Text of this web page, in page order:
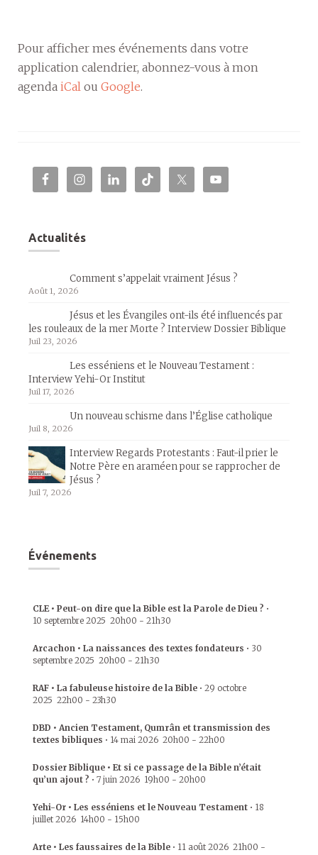
Pour afficher mes événements dans votre
application calendrier, abonnez-vous à mon
agenda iCal ou Google.
Actualités
Comment s’appelait vraiment Jésus ?
Août 1, 2026
Jésus et les Évangiles ont-ils été influencés par
les rouleaux de la mer Morte ? Interview Dossier Biblique
Juil 23, 2026
Les esséniens et le Nouveau Testament :
Interview Yehi-Or Institut
Juil 17, 2026
Un nouveau schisme dans l’Église catholique
Juil 8, 2026
Interview Regards Protestants : Faut-il prier le
Notre Père en araméen pour se rapprocher de
Jésus ?
Juil 7, 2026
Événements
CLE • Peut-on dire que la Bible est la Parole de Dieu ? •
10 septembre 2025 20h00 - 21h30
Arcachon • La naissances des textes fondateurs • 30
septembre 2025 20h00 - 21h30
RAF • La fabuleuse histoire de la Bible • 29 octobre
2025 22h00 - 23h30
DBD • Ancien Testament, Qumrân et transmission des
textes bibliques • 14 mai 2026 20h00 - 22h00
Dossier Biblique • Et si ce passage de la Bible n’était
qu’un ajout ? • 7 juin 2026 19h00 - 20h00
Yehi-Or • Les esséniens et le Nouveau Testament • 18
juillet 2026 14h00 - 15h00
Arte • Les faussaires de la Bible • 11 août 2026 21h00 -